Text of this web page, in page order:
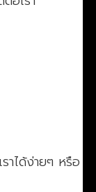
าได้ง่ายๆ หรือ